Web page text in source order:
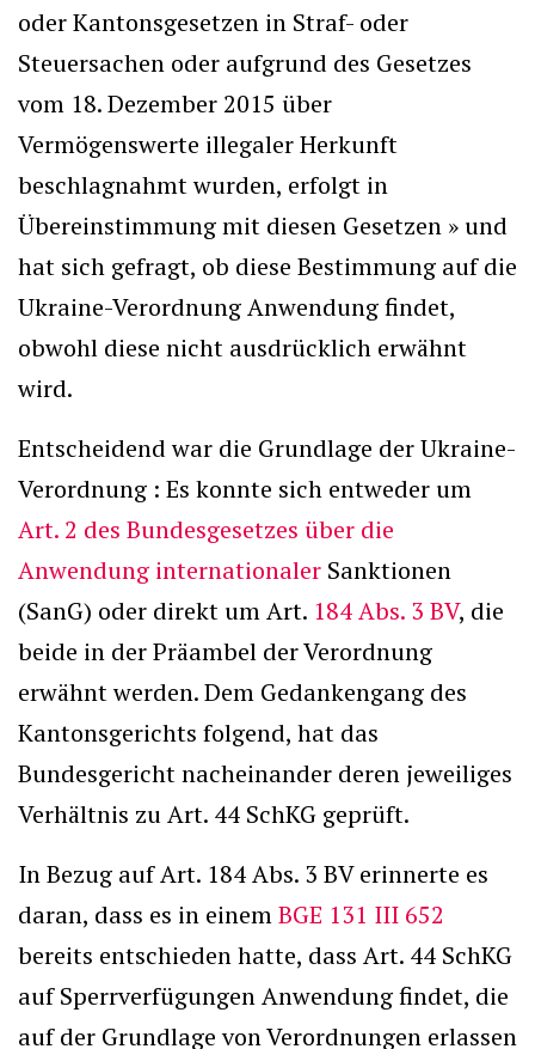
oder Kantonsgesetzen in Straf- oder
Steuersachen oder aufgrund des Gesetzes
vom 18. Dezember 2015 über
Vermögenswerte illegaler Herkunft
beschlagnahmt wurden, erfolgt in
Übereinstimmung mit diesen Gesetzen » und
hat sich gefragt, ob diese Bestimmung auf die
Ukraine-Verordnung Anwendung findet,
obwohl diese nicht ausdrücklich erwähnt
wird.
Entscheidend war die Grundlage der Ukraine-
Verordnung : Es konnte sich entweder um
Art. 2 des Bundesgesetzes über die
Anwendung internationaler Sanktionen
(SanG) oder direkt um Art. 184 Abs. 3 BV, die
beide in der Präambel der Verordnung
erwähnt werden. Dem Gedankengang des
Kantonsgerichts folgend, hat das
Bundesgericht nacheinander deren jeweiliges
Verhältnis zu Art. 44 SchKG geprüft.
In Bezug auf Art. 184 Abs. 3 BV erinnerte es
daran, dass es in einemBGE 131 III 652
bereits entschieden hatte, dass Art. 44 SchKG
auf Sperrverfügungen Anwendung findet, die
auf der Grundlage von Verordnungen erlassen